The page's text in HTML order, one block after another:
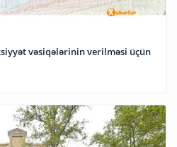
vəsiqələrinin verilməsi üçün